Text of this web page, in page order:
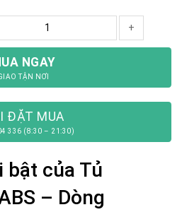
+
NGAY
TẬN NƠI
ĐẶT MUA
336 (8:30 – 21:30)
bật của Tủ
– Dòng